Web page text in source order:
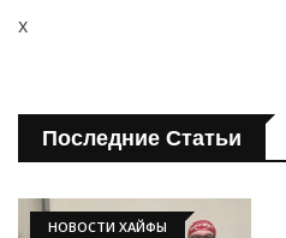
x
Последние Статьи
НОВОСТИ ХАЙФЫ